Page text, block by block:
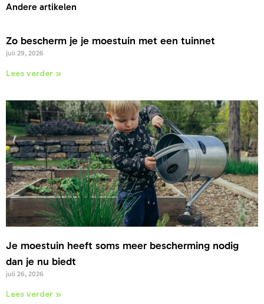
Andere artikelen
Zo bescherm je je moestuin met een tuinnet
juli 29, 2026
Lees verder »
Je moestuin heeft soms meer bescherming nodig
dan je nu biedt
juli 26, 2026
Lees verder »